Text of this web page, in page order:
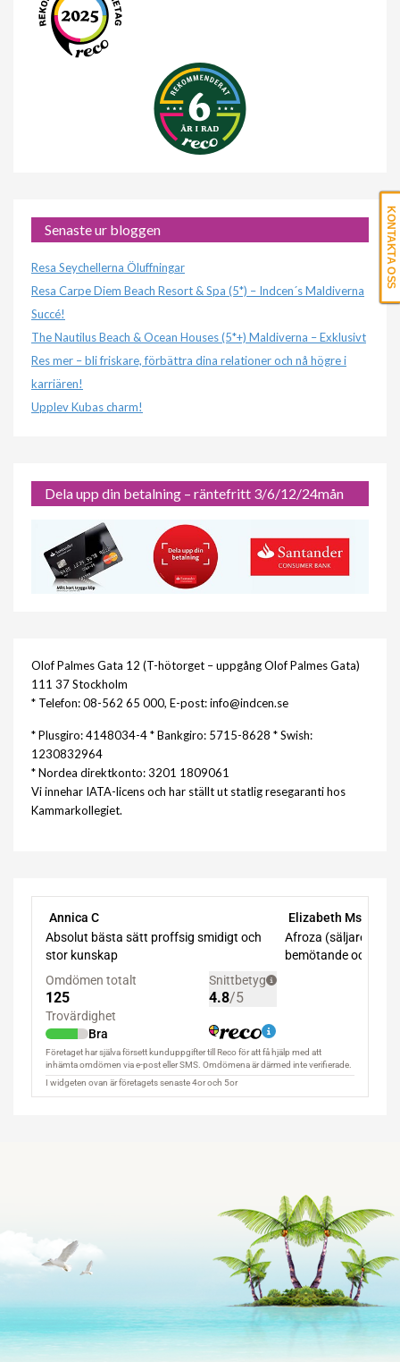
Senaste ur bloggen
Resa Seychellerna Öluffningar
Resa Carpe Diem Beach Resort & Spa (5*) – Indcen´s Maldiverna
Succé!
The Nautilus Beach & Ocean Houses (5*+) Maldiverna – Exklusivt
Res mer – bli friskare, förbättra dina relationer och nå högre i
karriären!
Upplev Kubas charm!
Dela upp din betalning – räntefritt 3/6/12/24mån
Olof Palmes Gata 12 (T-hötorget – uppgång Olof Palmes Gata)
111 37 Stockholm
* Telefon: 08-562 65 000, E-post: info@indcen.se
* Plusgiro: 4148034-4 * Bankgiro: 5715-8628 * Swish:
1230832964
* Nordea direktkonto: 3201 1809061
Vi innehar IATA-licens och har ställt ut statlig resegaranti hos
Kammarkollegiet.
KONTAKTA OSS